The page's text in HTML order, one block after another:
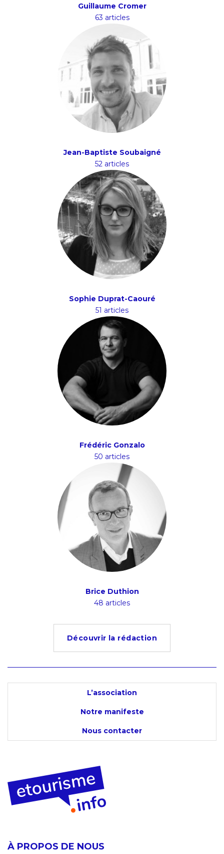
Guillaume Cromer
63 articles
Jean-Baptiste Soubaigné
52 articles
Sophie Duprat-Caouré
51 articles
Frédéric Gonzalo
50 articles
Brice Duthion
48 articles
Découvrir la rédaction
L’association
Notre manifeste
Nous contacter
À PROPOS DE NOUS